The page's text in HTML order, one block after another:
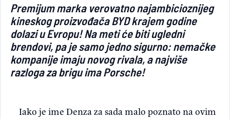
Premijum marka verovatno najambicioznijeg
kineskog proizvođača BYD krajem godine
dolazi u Evropu! Na meti će biti ugledni
brendovi, pa je samo jedno sigurno: nemačke
kompanije imaju novog rivala, a najviše
razloga za brigu ima Porsche!
Iako je ime Denza za sada malo poznato na ovim